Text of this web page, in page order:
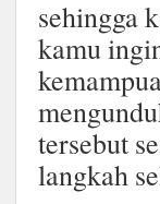
sehingga
kamu
tersebut
langkah